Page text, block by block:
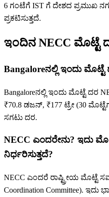
6 ಗಂಟೆಗೆ IST ಗೆ ದೇಶದ ಪ್ರಮುಖ
ಪ್ರಕಟಿಸುತ್ತದೆ.
ಇಂದಿನ NECC ಮೊಟ್ಟೆ
Bangaloreನಲ್ಲಿ ಇಂದು ಮೊಟ್ಟೆ
Bangaloreನಲ್ಲಿ ಇಂದು ಮೊಟ್ಟೆ ದರ
₹70.8 ಡಜನ್, ₹177 ಟ್ರೇ (30
ಸಗಟು ದರ.
NECC ಎಂದರೇನು? ಇದು
ನಿರ್ಧರಿಸುತ್ತದೆ?
NECC ಎಂದರೆ ರಾಷ್ಟ್ರೀಯ ಮೊಟ್ಟೆ
Coordination Committee).